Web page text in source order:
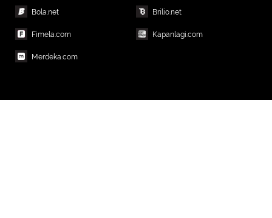
Bola.net Brilio.net
Fimela.com Kapanlagi.com
Merdeka.com